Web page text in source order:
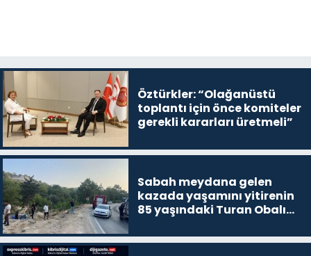
Öztürkler: “Olağanüstü
toplantı için önce komiteler
gerekli kararları üretmeli”
Sabah meydana gelen
kazada yaşamını yitirenin
85 yaşındaki Turan Obalı